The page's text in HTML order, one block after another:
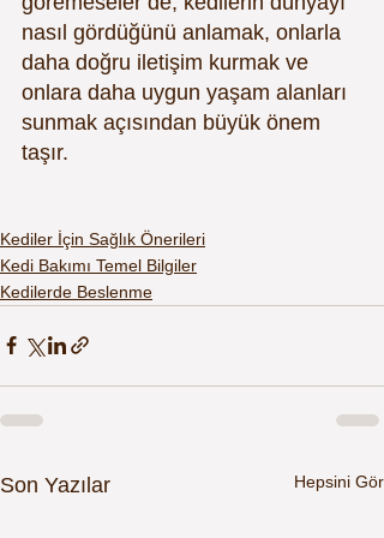
nasıl gördüğünü anlamak, onlarla
daha doğru iletişim kurmak ve
onlara daha uygun yaşam alanları
sunmak açısından büyük önem
taşır.
Kediler İçin Sağlık Önerileri
Kedi Bakımı Temel Bilgiler
Kedilerde Beslenme
Son Yazılar Hepsini Gör